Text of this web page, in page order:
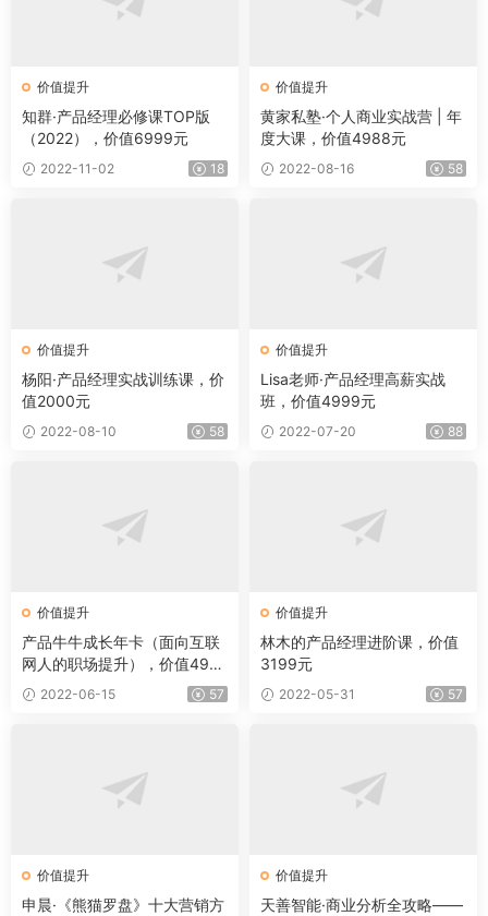
价值提升
知群·产品经理必修课TOP版
（2022），价值6999元
2022-11-02 18
价值提升
黄家私塾·个人商业实战营 | 年
度大课，价值4988元
2022-08-16 58
价值提升
杨阳·产品经理实战训练课，价
值2000元
2022-08-10 58
价值提升
Lisa老师·产品经理高薪实战
班，价值4999元
2022-07-20 88
价值提升
产品牛牛成长年卡（面向互联
网人的职场提升），价值499
9元2022-06-15 57
价值提升
林木的产品经理进阶课，价值
3199元
2022-05-31 57
价值提升
申晨·《熊猫罗盘》十大营销方
价值提升
天善智能·商业分析全攻略——